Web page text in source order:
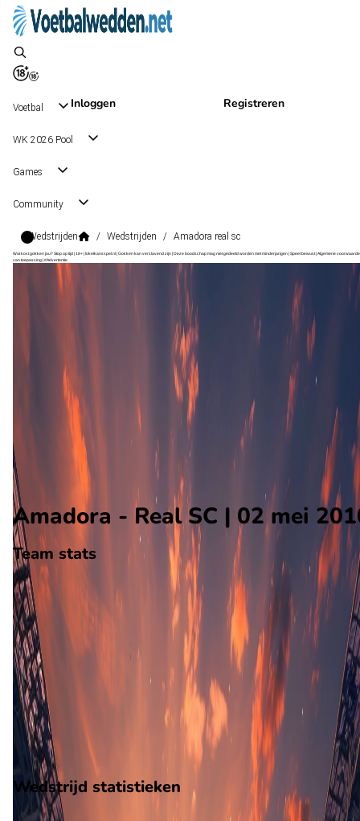
Inloggen Registreren
Voetbal
WK 2026 Pool
Games
Community
Wedstrijden / Wedstrijden / Amadora real sc
Wat kost gokken jou? Stop op tijd | 18+ | loketkansspel.nl | Gokken kan verslavend zijn | Deze boodschap mag niet gedeeld worden met minderjarigen | Speel bewust | Algemene
van toepassing | #Advertentie
2. Division South , Portugal
Alle wedstrijden
Amadora - Real SC
Voorspelling
Voorbeschouwing
Amadora - Real SC | 02 mei
Team stats
Amadora
Amadora
-
Real SC
Real SC
26aantal goals
11gewonnen
verloren
vorm
Wedstrijd statistieken
Verloop